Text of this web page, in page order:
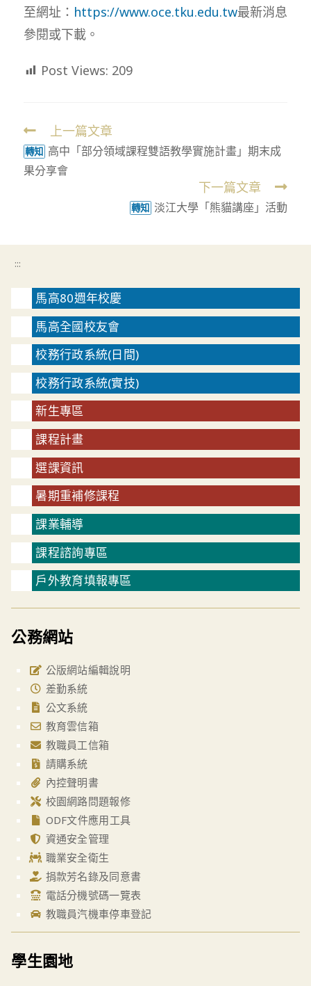
至網址： https://www.oce.tku.edu.tw最新消息
參閱或下載。
Post Views: 209
Read
more
articles
上一篇文章
轉知 高中「部分領域課程雙語教學實施計畫」期末成
果分享會
下一篇文章
轉知 淡江大學「熊貓講座」活動
:::
馬高80週年校慶
馬高全國校友會
校務行政系統(日間)
校務行政系統(實技)
新生專區
課程計畫
選課資訊
暑期重補修課程
課業輔導
課程諮詢專區
戶外教育填報專區
公務網站
公版網站編輯說明
差勤系統
公文系統
教育雲信箱
教職員工信箱
請購系統
內控聲明書
校園網路問題報修
ODF文件應用工具
資通安全管理
職業安全衛生
捐款芳名錄及同意書
電話分機號碼一覽表
教職員汽機車停車登記
學生園地